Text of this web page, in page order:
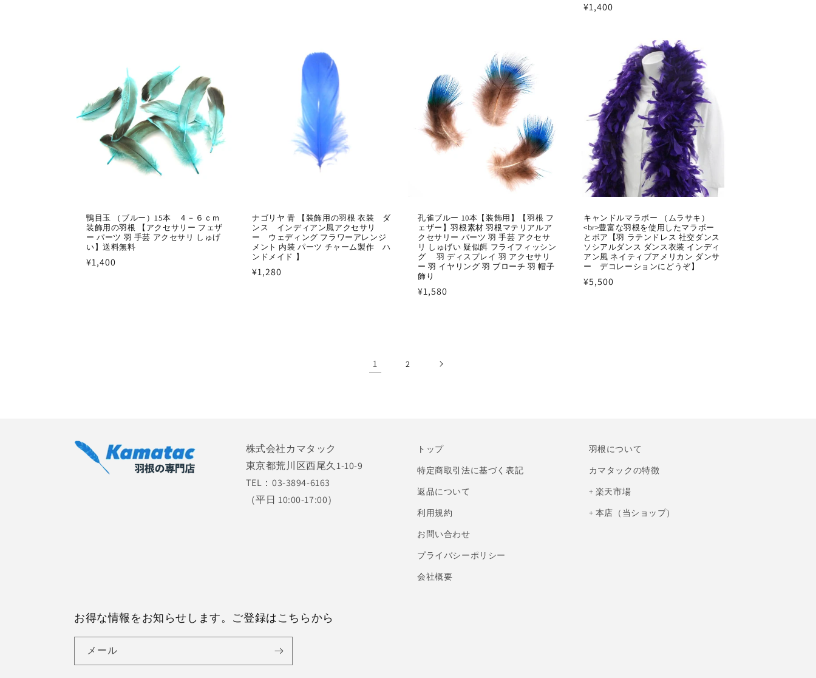
通
¥1,400
鴨目玉 （ブルー）15本 ４－６ｃｍ
装飾用の羽根 【アクセサリー フェザ
ー パーツ 羽 手芸 アクセサリ しゅげ
い】送料無料
通
¥1,400
ナゴリヤ 青 【装飾用の羽根 衣装 ダ
ンス インディアン風アクセサリ
ー ウェディング フラワーアレンジ
メント 内装 パーツ チャーム製作 ハ
ンドメイド 】
通
¥1,280
孔雀ブルー 10本【装飾用】【羽根 フ
ェザー】羽根素材 羽根マテリアルア
クセサリー パーツ 羽 手芸 アクセサ
リ しゅげい 疑似餌 フライフィッシン
グ 羽 ディスプレイ 羽 アクセサリ
ー 羽 イヤリング 羽 ブローチ 羽 帽子
飾り
通
¥1,580
キャンドルマラボー （ムラサキ）
<br>豊富な羽根を使用したマラボー
とボア【羽 ラテンドレス 社交ダンス
ソシアルダンス ダンス衣装 インディ
アン風 ネイティブアメリカン ダンサ
ー デコレーションにどうぞ】
通
¥5,500
1 2
株式会社カマタック
東京都荒川区西尾久1-10-9
TEL：03-3894-6163
（平日 10:00-17:00）
トップ
特定商取引法に基づく表記
返品について
利用規約
お問い合わせ
プライバシーポリシー
会社概要
羽根について
カマタックの特徴
+ 楽天市場
+ 本店（当ショップ）
お得な情報をお知らせします。ご登録はこちらから
メール